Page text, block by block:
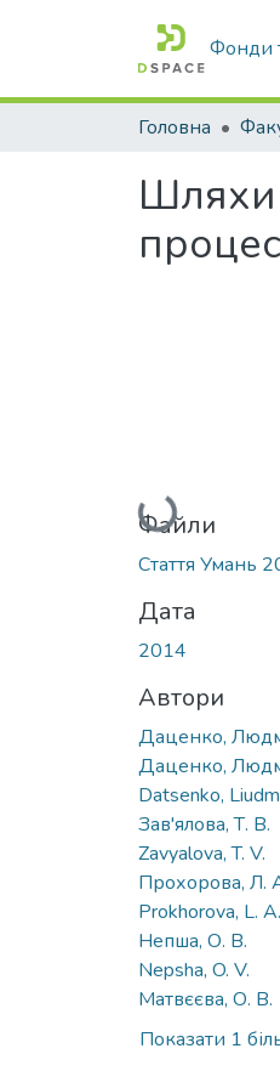
Фонди
Головна
Шляхи
Вантажиться...
Файли
Стаття Умань
Дата
2014
Автори
Даценко,
Даценко,
Datsenko,
Зав'ялова, Т. В.
Zavyalova, T. V.
Прохорова, Л.
Prokhorova, L. A.
Непша, О. В.
Nepsha, O. V.
Матвєєва, О. В.
Показати 1